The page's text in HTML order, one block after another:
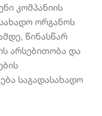
კომპანიის
ორგანოს
წინასწარ
არსებითობა და
საგადასახადო